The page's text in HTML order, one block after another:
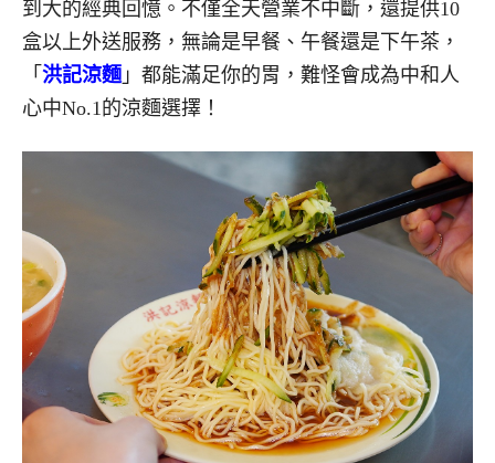
到大的經典回憶。不僅全天營業不中斷，還提供10
盒以上外送服務，無論是早餐、午餐還是下午茶，
「 洪記涼麵」都能滿足你的胃，難怪會成為中和人
心中No.1的涼麵選擇！